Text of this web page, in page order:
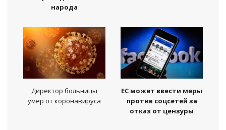
народа
Директор больницы
умер от коронавируса
ЕС может ввести меры
против соцсетей за
отказ от цензуры